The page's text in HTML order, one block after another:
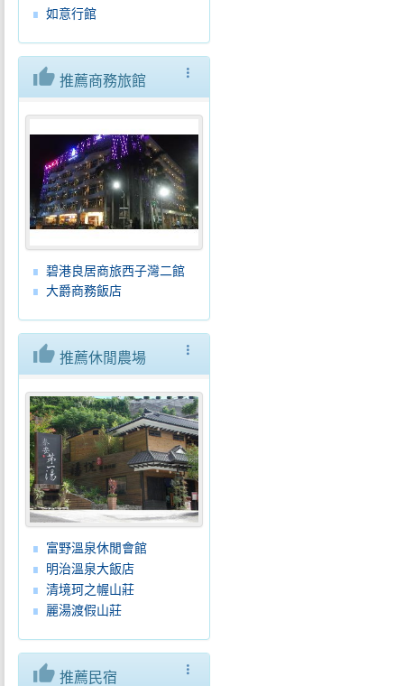
如意行館
more_vert
thumb_up 推薦商務旅館
碧港良居商旅西子灣二館
大爵商務飯店
more_vert
thumb_up 推薦休閒農場
富野溫泉休閒會館
明治溫泉大飯店
清境珂之幄山莊
麗湯渡假山莊
more_vert
thumb_up 推薦民宿